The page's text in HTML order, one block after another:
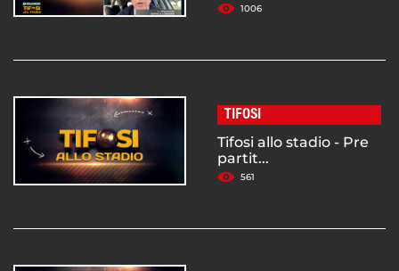
1006
TIFOSI
Tifosi allo stadio - Pre
partit...
561